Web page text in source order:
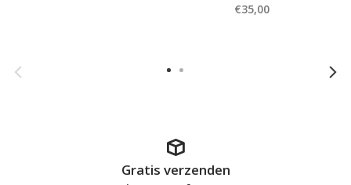
€35,00
Gratis verzenden